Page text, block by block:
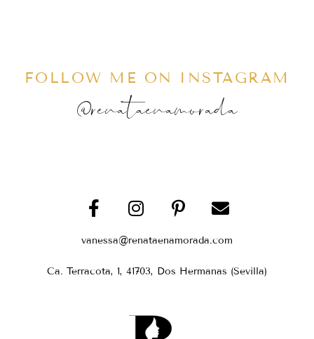
FOLLOW ME ON INSTAGRAM
@renataenamorada
vanessa@renataenamorada.com
Ca. Terracota, 1, 41703, Dos Hermanas (Sevilla)